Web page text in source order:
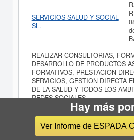
SERVICIOS SALUD Y SOCIAL
SL.
REALIZAR CONSULTORIAS,
DESARROLLO DE PRODUCTOS
FORMATIVOS, PRESTACION
SERVICIOS, GESTION DIRECTA
DE LA SALUD Y TODOS LOS
REDES SOCIALES
EMBRYOGEN DEL VALLES
SLP (EXTINGUIDA)
Hay más
Ver Informe de ESPADA